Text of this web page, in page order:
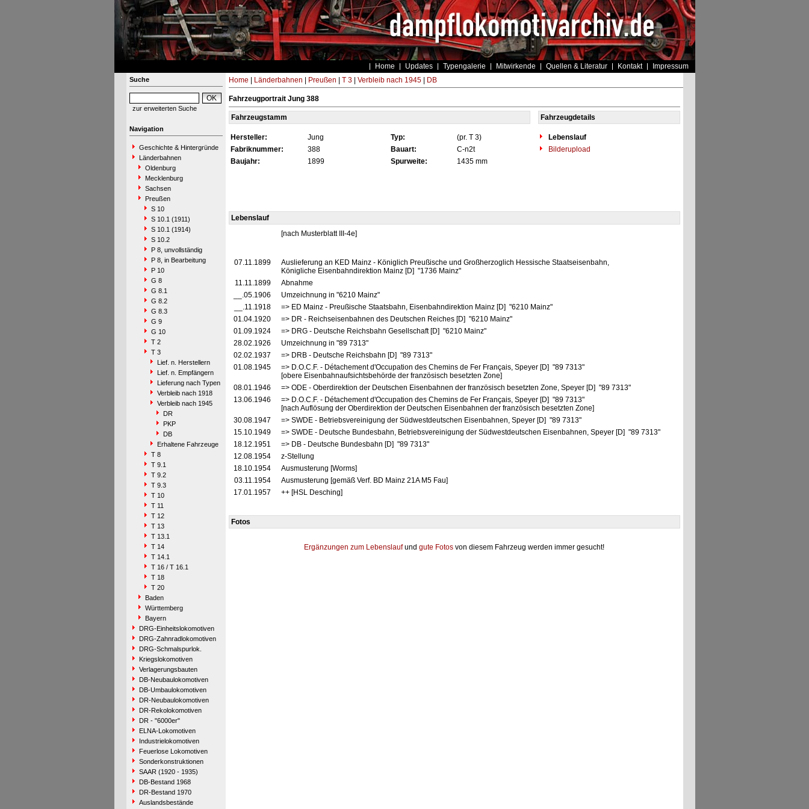
Home Updates Typengalerie Mitwirkende Quellen & Literatur Kontakt Impressum
Suche
zur erweiterten Suche
Navigation
Geschichte & Hintergründe
Länderbahnen
Oldenburg
Mecklenburg
Sachsen
Preußen
S 10
S 10.1 (1911)
S 10.1 (1914)
S 10.2
P 8, unvollständig
P 8, in Bearbeitung
P 10
G 8
G 8.1
G 8.2
G 8.3
G 9
G 10
T 2
T 3
Lief. n. Herstellern
Lief. n. Empfängern
Lieferung nach Typen
Verbleib nach 1918
Verbleib nach 1945
DR
PKP
DB
Erhaltene Fahrzeuge
T 8
T 9.1
T 9.2
T 9.3
T 10
T 11
T 12
T 13
T 13.1
T 14
T 14.1
T 16 / T 16.1
T 18
T 20
Baden
Württemberg
Bayern
DRG-Einheitslokomotiven
DRG-Zahnradlokomotiven
DRG-Schmalspurlok.
Kriegslokomotiven
Verlagerungsbauten
DB-Neubaulokomotiven
DB-Umbaulokomotiven
DR-Neubaulokomotiven
DR-Rekolokomotiven
DR - "6000er"
ELNA-Lokomotiven
Industrielokomotiven
Feuerlose Lokomotiven
Sonderkonstruktionen
SAAR (1920 - 1935)
DB-Bestand 1968
DR-Bestand 1970
Auslandsbestände
Home Länderbahnen Preußen T 3| Verbleib nach 1945| DB
Fahrzeugportrait Jung 388
Fahrzeugstamm Fahrzeugdetails
Hersteller: Jung Typ: (pr. T 3)
Lebenslauf
Fabriknummer:
388 Bauart: C-n2t
Bilderupload
Baujahr:
1899 Spurweite: 1435 mm
Lebenslauf
[nach Musterblatt III-4e]
07.11.1899
Auslieferung an KED Mainz - Königlich Preußische und Großherzoglich Hessische Staatseisenbahn,
Königliche Eisenbahndirektion Mainz [D] "1736 Mainz"
11.11.1899
Abnahme
__.05.1906
Umzeichnung in "6210 Mainz"
__.11.1918
=> ED Mainz - Preußische Staatsbahn, Eisenbahndirektion Mainz [D] "6210 Mainz"
01.04.1920
=> DR - Reichseisenbahnen des Deutschen Reiches [D] "6210 Mainz"
01.09.1924
=> DRG - Deutsche Reichsbahn Gesellschaft [D] "6210 Mainz"
28.02.1926
Umzeichnung in "89 7313"
02.02.1937
=> DRB - Deutsche Reichsbahn [D] "89 7313"
01.08.1945
=> D.O.C.F. - Détachement d'Occupation des Chemins de Fer Français, Speyer [D] "89 7313"
[obere Eisenbahnaufsichtsbehörde der französisch besetzten Zone]
08.01.1946
=> ODE - Oberdirektion der Deutschen Eisenbahnen der französisch besetzten Zone, Speyer [D] "89 7313"
13.06.1946
=> D.O.C.F. - Détachement d'Occupation des Chemins de Fer Français, Speyer [D] "89 7313"
[nach Auflösung der Oberdirektion der Deutschen Eisenbahnen der französisch besetzten Zone]
30.08.1947
=> SWDE - Betriebsvereinigung der Südwestdeutschen Eisenbahnen, Speyer [D] "89 7313"
15.10.1949
=> SWDE - Deutsche Bundesbahn, Betriebsvereinigung der Südwestdeutschen Eisenbahnen, Speyer [D] "89 7313"
18.12.1951
=> DB - Deutsche Bundesbahn [D] "89 7313"
12.08.1954
z-Stellung
18.10.1954
Ausmusterung [Worms]
03.11.1954
Ausmusterung [gemäß Verf. BD Mainz 21A M5 Fau]
17.01.1957
++ [HSL Desching]
Fotos
Ergänzungen zum Lebenslaufund gute Fotos von diesem Fahrzeug werden immer gesucht!